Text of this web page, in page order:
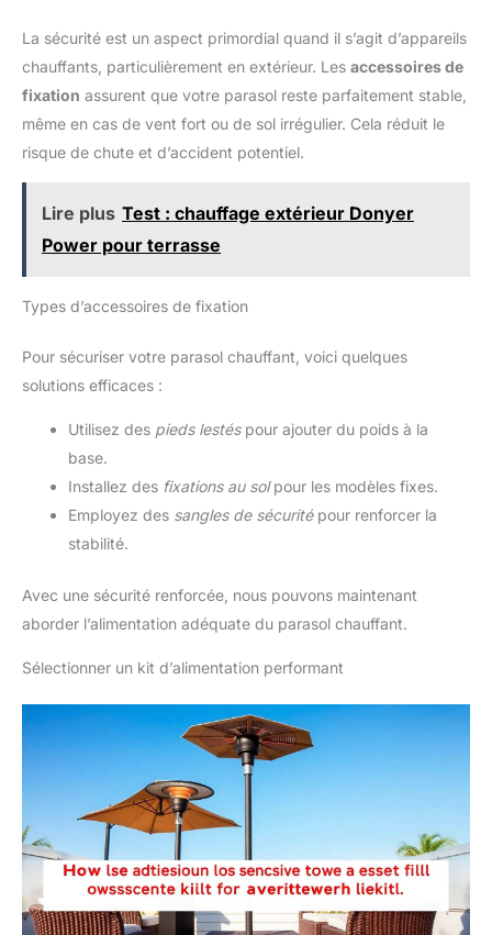
basculement. L'effet réflecteur
de ce radiateur assure en outre
un développement de chaleur
directions.
La sécurité est un aspect primordial quand il s’agit d’appareils
chauffants, particulièrement en extérieur. Les accessoires de
fixation assurent que votre parasol reste parfaitement stable,
même en cas de vent fort ou de sol irrégulier. Cela réduit le
risque de chute et d’accident potentiel.
Lire plus Test : chauffage extérieur Donyer
Power pour terrasse
Types d’accessoires de fixation
Pour sécuriser votre parasol chauffant, voici quelques
solutions efficaces :
Utilisez des pieds lestéspour ajouter du poids à la
base.
Installez des fixations au solpour les modèles fixes.
Employez des sangles de sécuritépour renforcer la
stabilité.
Avec une sécurité renforcée, nous pouvons maintenant
aborder l’alimentation adéquate du parasol chauffant.
Sélectionner un kit d’alimentation performant